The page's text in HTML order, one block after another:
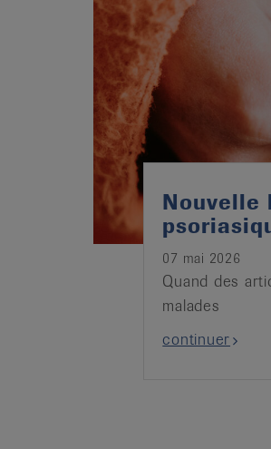
Nouvelle
07 mai 2026
Quand des
malades
continuer